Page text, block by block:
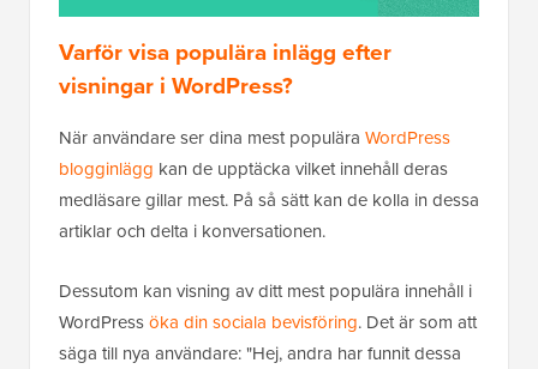
Varför visa populära inlägg efter
visningar i WordPress?
När användare ser dina mest populära WordPress
blogginlägg kan de upptäcka vilket innehåll deras
medläsare gillar mest. På så sätt kan de kolla in dessa
artiklar och delta i konversationen.
Dessutom kan visning av ditt mest populära innehåll i
WordPressöka din sociala bevisföring. Det är som att
säga till nya användare: "Hej, andra har funnit dessa